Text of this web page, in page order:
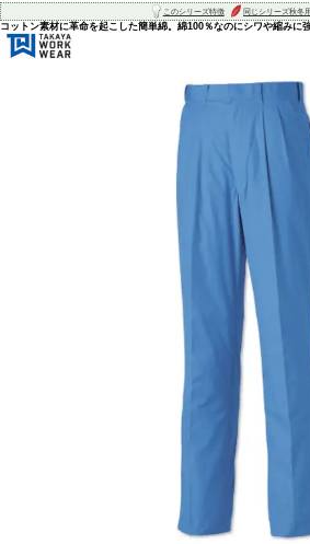
【タカヤ商事】 春
このシ
コットン素材に革命を起こした簡単綿。